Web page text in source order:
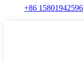
+86 15801942596